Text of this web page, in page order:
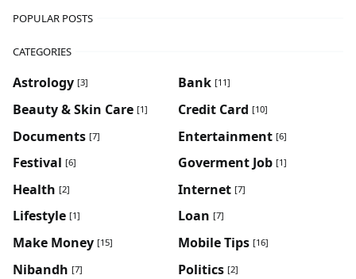
POPULAR POSTS
CATEGORIES
Astrology [3] Bank [11]
Beauty & Skin Care [1] Credit Card [10]
Documents [7] Entertainment [6]
Festival [6] Goverment Job [1]
Health [2] Internet [7]
Lifestyle [1] Loan [7]
Make Money [15] Mobile Tips [16]
Nibandh [7] Politics [2]